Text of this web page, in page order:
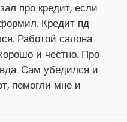
про кредит, если
Кредит пд
Работой салона
и честно. Про
Сам убедился и
помогли мне и